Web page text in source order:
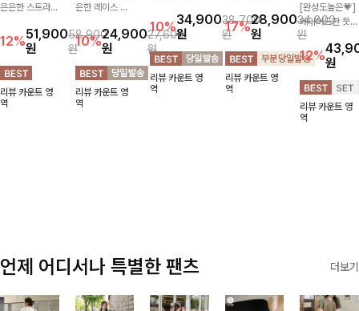
은은한 스트라이
져 심플한 코디
에도 세련된 포
인트를 더해드리
며 깔끔한 스트
라이프 디테일로
유행 없이 오래
12%51,900
원
58,900
원
리뷰 카운트 영
역
은한 레이스 자
으로 사랑스러운
감성 가득 담았
으며 나시 세트
구성으로 이너
걱정없이 손쉽게
코디 가능한 블
10%24,900
원
27,600
원
리뷰 카운트 영
역
있게 입어지는
블라우스🖤 브
이넥 카라 디자
인에 여유로운
소매핏 더해져
여리하면서도 시
10%34,900
원
38,700
원
리뷰 카운트 영
역
엠보 텍스처가
돋보이는 블라우
스- 여유로운 실
루엣과 물결 짜
임 소매 디테일
이 더해져 편안
17%28,900
원
34,800
원
리뷰 카운트 영
역
[완성도높은💗]
레이어드한 듯
자연스러운 나시
와 버튼 원피스
가 함께 구성된
세트 아이템입니
다. 코디 고민 없
이 한 벌만으로
도 내추럴하면서
12%원
리뷰 카운트 영
역
언제 어디서나 특별한 팬츠 더보기